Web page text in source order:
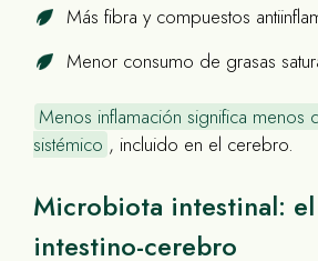
Más fibra y compuestos
Menor consumo de grasas
Menos inflamación significa menos
sistémico , incluido en el cerebro.
Microbiota intestinal:
intestino-cerebro